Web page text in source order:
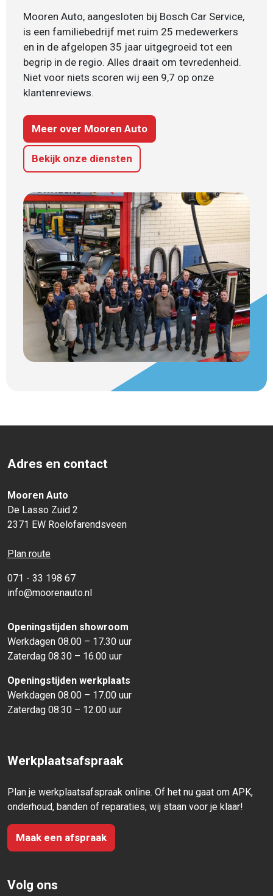
Mooren Auto, aangesloten bij Bosch Car Service,
is een familiebedrijf met ruim 25 medewerkers
en in de afgelopen 35 jaar uitgegroeid tot een
begrip in de regio. Alles draait om tevredenheid.
Niet voor niets scoren wij een 9,7 op onze
klantenreviews.
Meer over Mooren Auto
Bekijk onze diensten
Adres en contact
Mooren Auto
De Lasso Zuid 2
2371 EW Roelofarendsveen
Plan route
071 - 33 198 67
info@moorenauto.nl
Openingstijden showroom
Werkdagen 08.00 – 17.30 uur
Zaterdag 08.30 – 16.00 uur
Openingstijden werkplaats
Werkdagen 08.00 – 17.00 uur
Zaterdag 08.30 – 12.00 uur
Werkplaatsafspraak
Plan je werkplaatsafspraak online. Of het nu gaat om APK,
onderhoud, banden of reparaties, wij staan voor je klaar!
Maak een afspraak
Volg ons